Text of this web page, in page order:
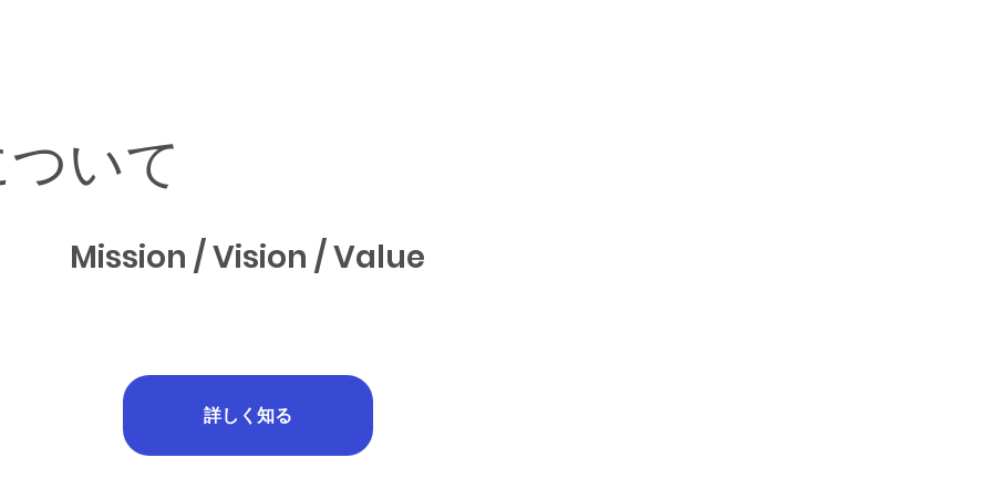
いて
Mission / Vision / Value
詳しく知る